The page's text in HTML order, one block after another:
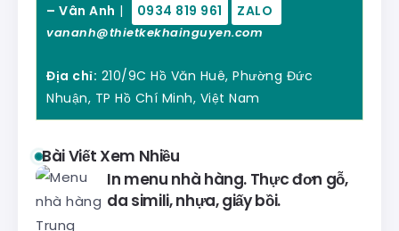
– Vân Anh | 0934 819 961 ZALO
vananh@thietkekhainguyen.com
Địa chỉ: 210/9C Hồ Văn Huê, Phường Đức
Nhuận, TP Hồ Chí Minh, Việt Nam
Bài Viết Xem Nhiều
In menu nhà hàng. Thực đơn gỗ,
da simili, nhựa, giấy bồi.